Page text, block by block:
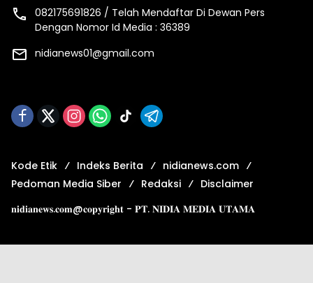
082175691826 / Telah Mendaftar Di Dewan Pers
Dengan Nomor Id Media : 36389
nidianews01@gmail.com
Kode Etik Indeks Berita
nidianews.com
Pedoman Media Siber
Redaksi
Disclaimer
𝐧𝐢𝐝𝐢𝐚𝐧𝐞𝐰𝐬.𝐜𝐨𝐦@𝐜𝐨𝐩𝐲𝐫𝐢𝐠𝐡𝐭 - 𝐏𝐓. 𝐍𝐈𝐃𝐈𝐀 𝐌𝐄𝐃𝐈𝐀 𝐔𝐓𝐀𝐌𝐀